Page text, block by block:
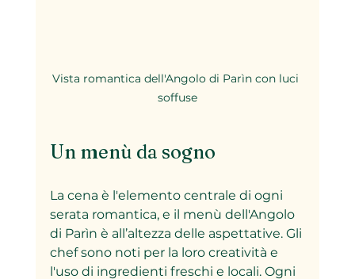
Vista romantica dell'Angolo di Parìn con luci
soffuse
Un menù da sogno
La cena è l'elemento centrale di ogni
serata romantica, e il menù dell'Angolo
di Parìn è all’altezza delle aspettative. Gli
chef sono noti per la loro creatività e
l'uso di ingredienti freschi e locali. Ogni